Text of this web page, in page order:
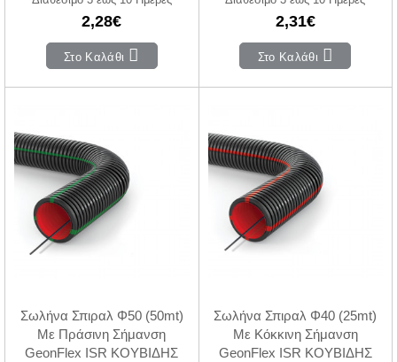
2,28€
Στο Καλάθι
2,31€
Στο Καλάθι
Σωλήνα Σπιραλ Φ50 (50mt)
Με Πράσινη Σήμανση
GeonFlex ISR ΚΟΥΒΙΔΗΣ
Σωλήνα Σπιραλ Φ40 (25mt)
Με Κόκκινη Σήμανση
GeonFlex ISR ΚΟΥΒΙΔΗΣ